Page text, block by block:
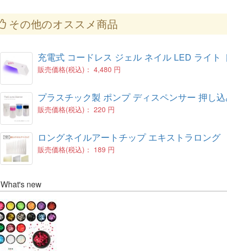
その他のオススメ商品
充電式 コードレス ジェル ネイル LED ライト
販売価格(税込)： 4,480 円
プラスチック製 ポンプ ディスペンサー 押し
販売価格(税込)： 220 円
ロングネイルアートチップ エキストラロング
販売価格(税込)： 189 円
What's new